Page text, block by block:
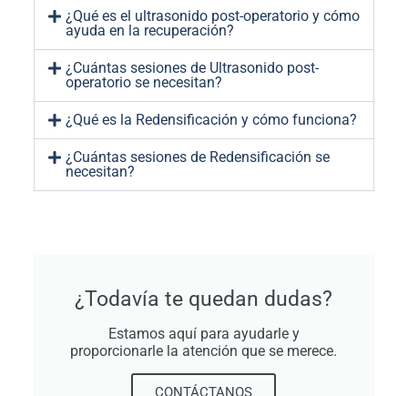
¿Qué es el ultrasonido post-operatorio y cómo
ayuda en la recuperación?
¿Cuántas sesiones de Ultrasonido post-
operatorio se necesitan?
¿Qué es la Redensificación y cómo funciona?
¿Cuántas sesiones de Redensificación se
necesitan?
¿Todavía te quedan dudas?
Estamos aquí para ayudarle y
proporcionarle la atención que se merece.
CONTÁCTANOS